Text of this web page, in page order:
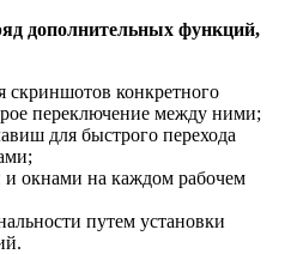
дополнительных функций,
скриншотов конкретного
переключение между ними;
для быстрого перехода
окнами на каждом рабочем
путем установки